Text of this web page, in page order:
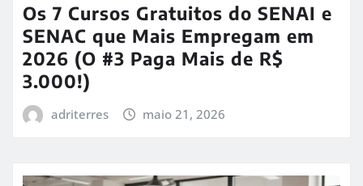
Os 7 Cursos Gratuitos do SENAI e
SENAC que Mais Empregam em
2026 (O #3 Paga Mais de R$
3.000!)
adriterres maio 21, 2026